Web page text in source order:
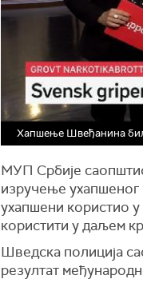
Хапшење Швеђанина
МУП Србије
изручење ухапшеног
ухапшени користио у
користити у даљем
Шведска полиција
резултат